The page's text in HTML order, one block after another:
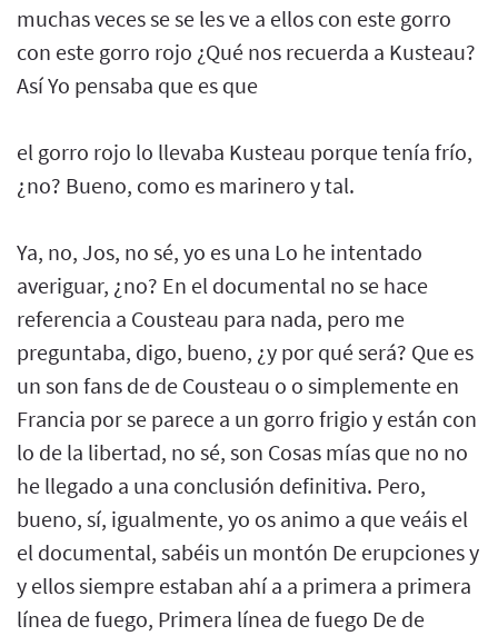
muchas veces se se les ve a ellos con este gorro
con este gorro rojo ¿Qué nos recuerda a Kusteau?
Así Yo pensaba que es que
el gorro rojo lo llevaba Kusteau porque tenía frío,
¿no? Bueno, como es marinero y tal.
Ya, no, Jos, no sé, yo es una Lo he intentado
averiguar, ¿no? En el documental no se hace
referencia a Cousteau para nada, pero me
preguntaba, digo, bueno, ¿y por qué será? Que es
un son fans de de Cousteau o o simplemente en
Francia por se parece a un gorro frigio y están con
lo de la libertad, no sé, son Cosas mías que no no
he llegado a una conclusión definitiva. Pero,
bueno, sí, igualmente, yo os animo a que veáis el
el documental, sabéis un montón De erupciones y
y ellos siempre estaban ahí a a primera a primera
línea de fuego, Primera línea de fuego De de